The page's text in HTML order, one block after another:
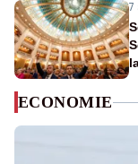
7
ECONOMIE